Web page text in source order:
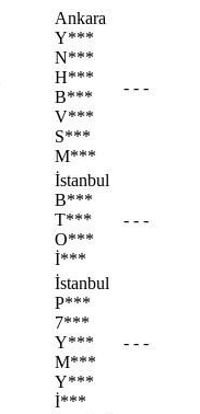
Ankara
Y***
N***
H***
B***
V***
S***
M***
- - -
İstanbul
B***
T***
O***
İ***
- - -
İstanbul
P***
7***
Y***
M***
Y***
İ***
- - -